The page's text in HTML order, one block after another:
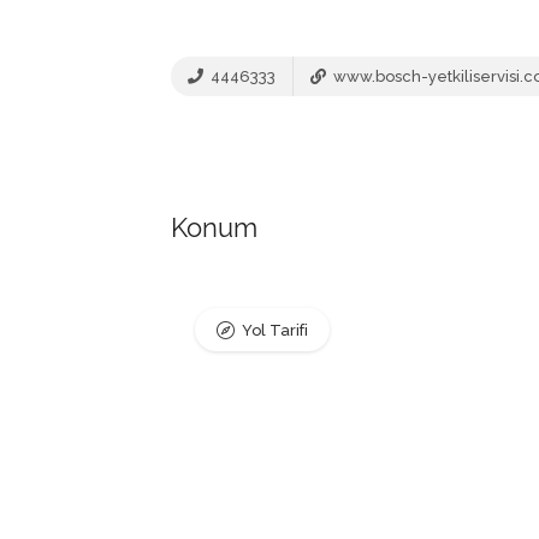
4446333 www.bosch-
Konum
Yol Tarifi